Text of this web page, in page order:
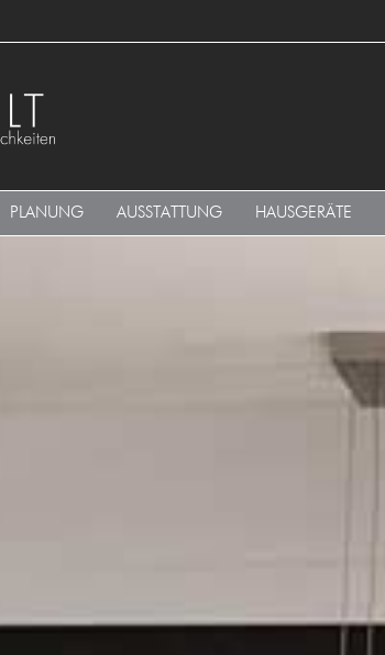
PLANUNG AUSSTATTUNG HAUSGERÄTE